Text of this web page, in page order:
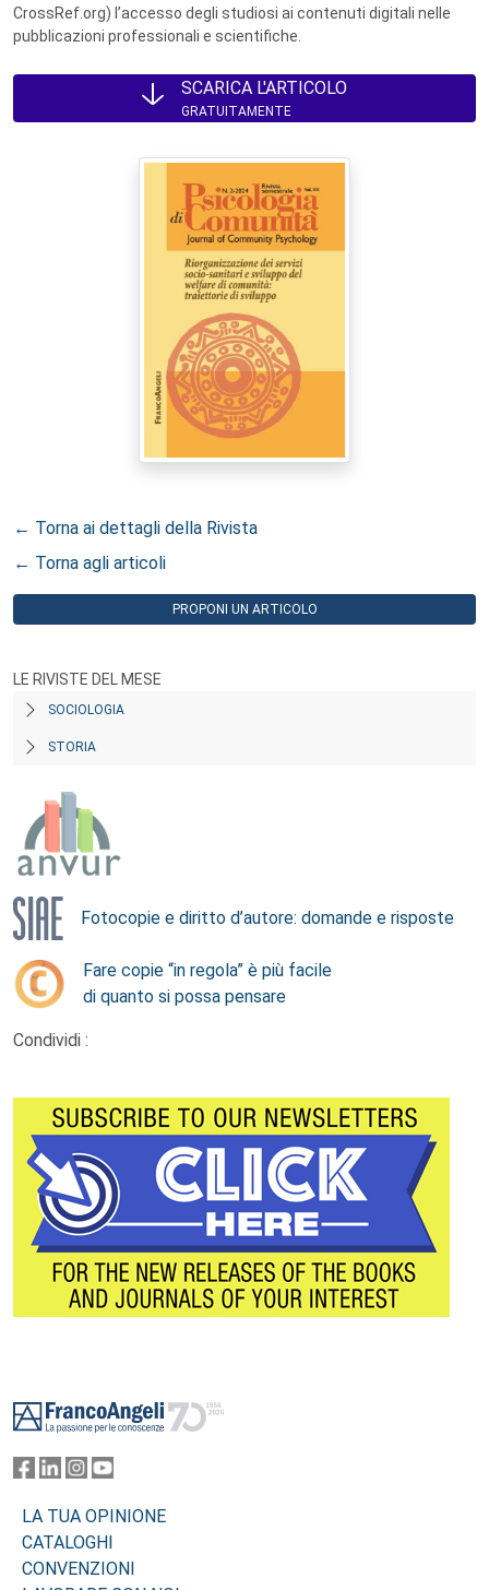
CrossRef.org) l’accesso degli studiosi ai contenuti digitali nelle
pubblicazioni professionali e scientifiche.
SCARICA L'ARTICOLO
GRATUITAMENTE
← Torna ai dettagli della Rivista
← Torna agli articoli
PROPONI UN ARTICOLO
LE RIVISTE DEL MESE
SOCIOLOGIA
STORIA
Fotocopie e diritto d’autore: domande e risposte
Fare copie “in regola” è più facile
di quanto si possa pensare
Condividi :
LA TUA OPINIONE
CATALOGHI
CONVENZIONI